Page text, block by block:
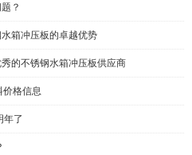
？
箱冲压板的卓越优势
的不锈钢水箱冲压板供应商
格信息
年了